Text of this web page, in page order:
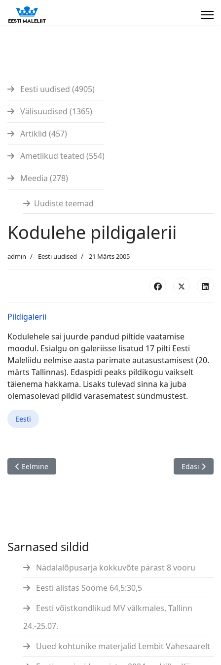
Eesti uudised (4905)
Välisuudised (1365)
Artiklid (457)
Ametlikud teated (554)
Meedia (278)
Uudiste teemad
Kodulehe pildigalerii
admin Eesti uudised 21 Märts 2005
Pildigalerii
Kodulehele sai juurde pandud piltide vaatamise
moodul. Esialgu on galeriisse lisatud 17 pilti Eesti
Maleliidu eelmise aasta parimate autasustamisest (20.
märts Tallinnas). Edaspidi peaks pildikogu vaikselt
täienema hakkama. Lisaks tulevad sinna ka juba
olemasolevad pildid varasematest sündmustest.
Eesti
Eelmine artikkel: Tartu linna meistrivõistlused, 18.-20.03.
Eelmine Järgmine
Edasi
Sarnased sildid
Nädalalõpusarja kokkuvõte pärast 8 vooru
Eesti alistas Soome 64,5:30,5
Eesti võistkondlikud MV välkmales, Tallinn
24.-25.07.
Uued kohtunike materjalid Lembit Vahesaarelt